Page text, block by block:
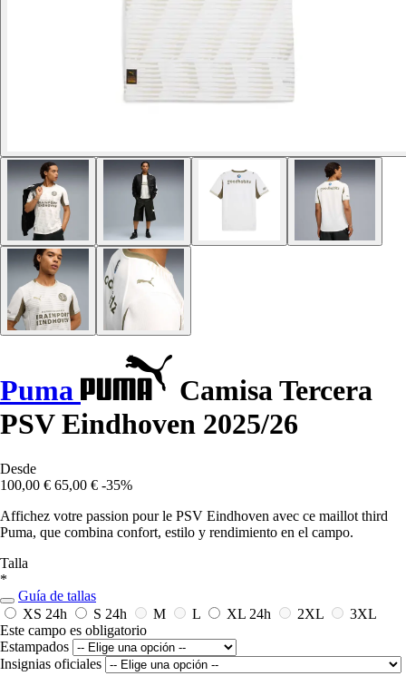
Puma
Camisa Tercera
PSV Eindhoven 2025/26
Desde
100,00 € 65,00 € -35%
Affichez votre passion pour le PSV Eindhoven avec ce maillot third
Puma, que combina confort, estilo y rendimiento en el campo.
Talla
*
Guía de tallas
XS 24h S 24h M L XL 24h 2XL
3XL
Este campo es obligatorio
Estampados
Insignias oficiales